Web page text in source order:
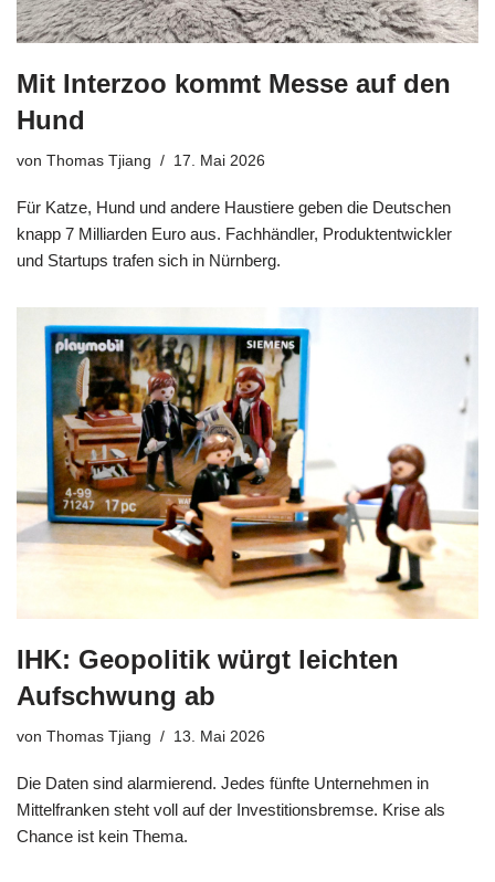
Mit Interzoo kommt Messe auf den
Hund
von Thomas Tjiang 17. Mai 2026
Für Katze, Hund und andere Haustiere geben die Deutschen
knapp 7 Milliarden Euro aus. Fachhändler, Produktentwickler
und Startups trafen sich in Nürnberg.
IHK: Geopolitik würgt leichten
Aufschwung ab
von Thomas Tjiang 13. Mai 2026
Die Daten sind alarmierend. Jedes fünfte Unternehmen in
Mittelfranken steht voll auf der Investitionsbremse. Krise als
Chance ist kein Thema.